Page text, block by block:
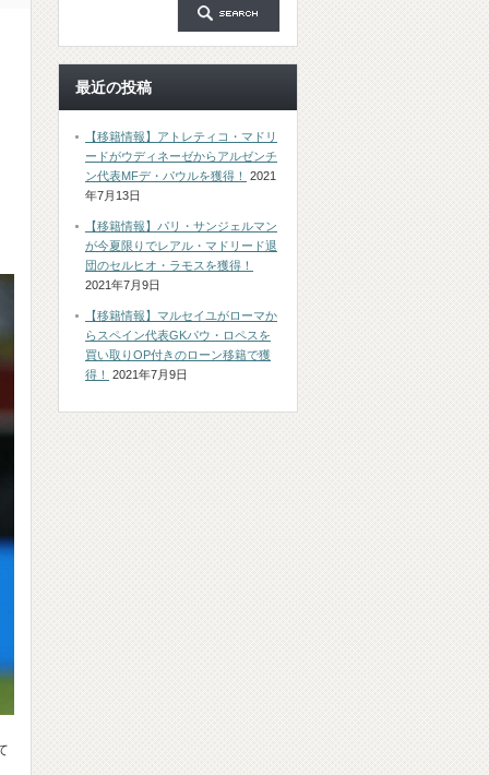
最近の投稿
【移籍情報】アトレティコ・マドリ
ードがウディネーゼからアルゼンチ
ン代表MFデ・パウルを獲得！
2021
年7月13日
【移籍情報】パリ・サンジェルマン
が今夏限りでレアル・マドリード退
団のセルヒオ・ラモスを獲得！
2021年7月9日
【移籍情報】マルセイユがローマか
らスペイン代表GKパウ・ロペスを
買い取りOP付きのローン移籍で獲
得！
2021年7月9日